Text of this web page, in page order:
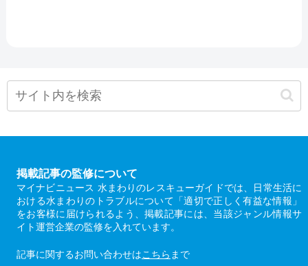
掲載記事の監修について
マイナビニュース 水まわりのレスキューガイドでは、日常生活に
おける水まわりのトラブルについて「適切で正しく有益な情報」
をお客様に届けられるよう、掲載記事には、当該ジャンル情報サ
イト運営企業の監修を入れています。
記事に関するお問い合わせはこちら まで